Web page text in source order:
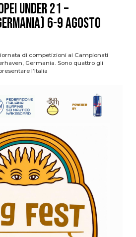
Under 21 –
6-9 agosto
di competizioni ai Campionati
Germania. Sono quattro gli
l’Italia